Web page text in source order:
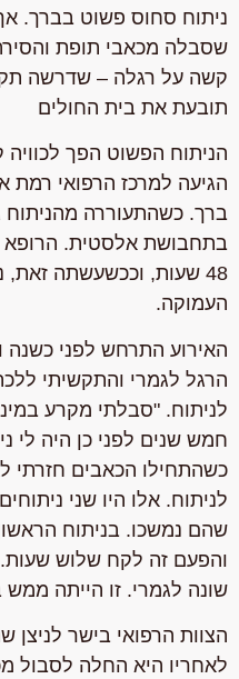
ניתוח סחוס פשוט בברך.
שסבלה מכאבי תופת
קשה על רגלה – שדרשה
תובעת את בית החולים
הגיעה למרכז הרפואי רמת
ברך. כשהתעוררה
בתחבושת אלסטית. הרופא
48 שעות, וככשעשתה זאת,
העמוקה.
האירוע התרחש לפני כשנה
הרגל לגמרי והתקשיתי
לניתוח. "סבלתי מקרע
חמש שנים לפני כן היה לי
כשהתחילו הכאבים חזרתי
לניתוח. אלו היו שני
שהם נמשכו. בניתוח
והפעם זה לקח שלוש
שונה לגמרי. זו הייתה ממש
הצוות הרפואי בישר
לאחריו היא החלה לסבול